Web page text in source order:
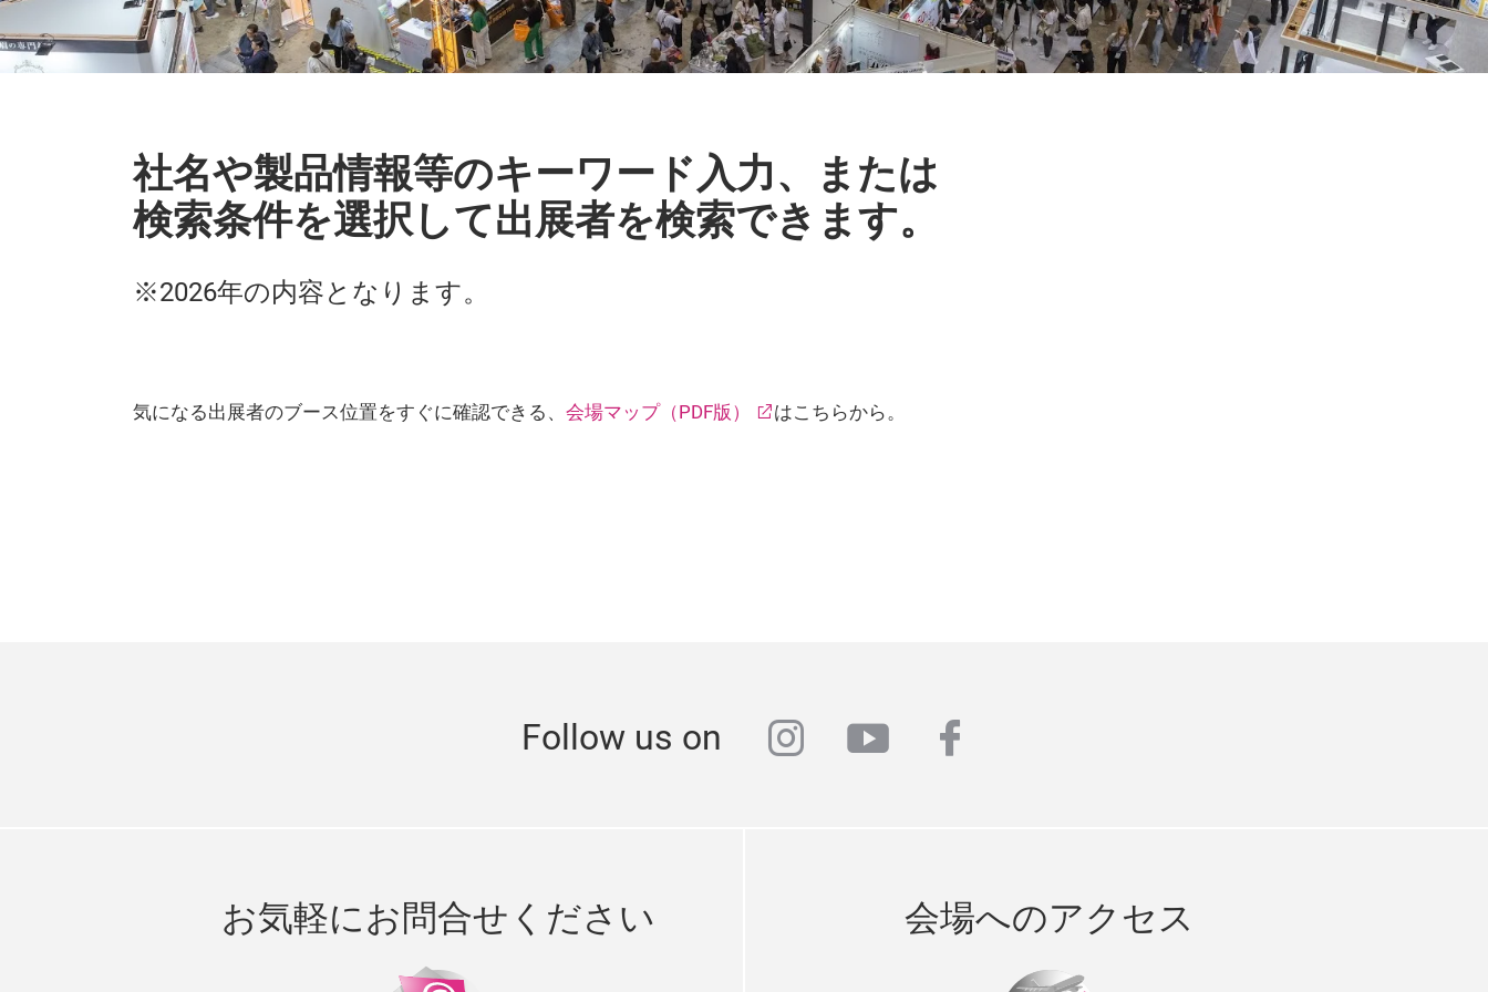
社名や製品情報等のキーワード入力、または
検索条件を選択して出展者を検索できます。
※2026年の内容となります。
気になる出展者のブース位置をすぐに確認できる、 会場マップ（PDF版） はこちらから。
Follow us on instagram
youtubefacebook
お気軽にお問合せください 会場へのアクセス